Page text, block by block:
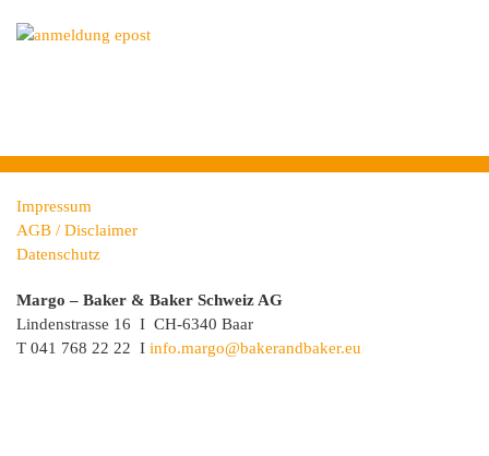
Impressum
AGB / Disclaimer
Datenschutz
Margo – Baker & Baker Schweiz AG
Lindenstrasse 16 I CH-6340 Baar
T 041 768 22 22 I info.margo@bakerandbaker.eu